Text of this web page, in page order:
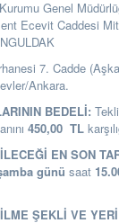
Genel
Ecevit Caddesi
7. Cadde
Ankara.
BEDELİ:
450,00 TL
EN SON
günü saat
ŞEKLİ VE